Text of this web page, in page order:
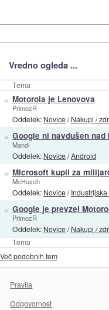
Vredno ogleda ...
Tema
Tema
» Motorola je Lenovova
PrimozR
Oddelek: Novice/Nakupi /
» Google ni navdušen
Mandi
Oddelek: Novice/Android
» Microsoft kupil za
McHusch
Oddelek: Novice/
» Google je prevzel
PrimozR
Oddelek: Novice/Nakupi /
Več podobnih tem
Pravila
Odgovornost